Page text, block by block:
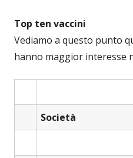
Top ten vaccini
Vediamo a questo punto
hanno maggior interesse
Società